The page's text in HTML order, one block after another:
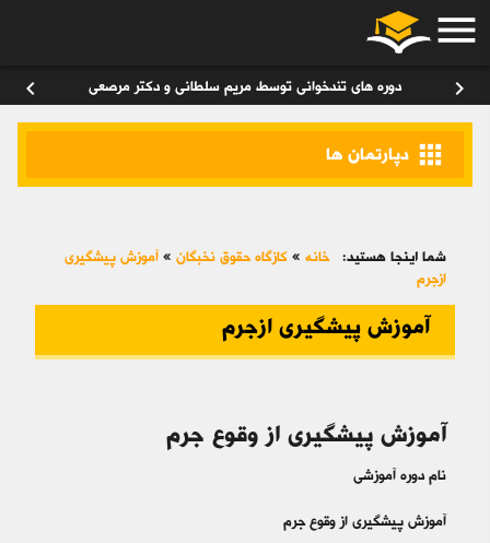
menu
chevron_right دوره های تندخوانی توسط مریم سلطانی و دکتر مرصعی chevron_left
apps دپارتمان ها
شما اینجا هستید: خانه » کازگاه حقوق نخبگان » آموزش پیشگیری
ازجرم
آموزش پیشگیری ازجرم
آموزش پیشگیری از وقوع جرم
نام دوره آموزشی
آموزش پیشگیری از وقوع جرم